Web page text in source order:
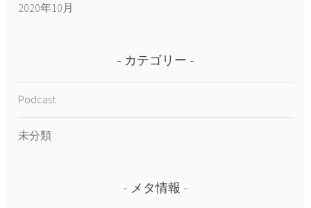
2020年10月
カテゴリー
Podcast
未分類
メタ情報